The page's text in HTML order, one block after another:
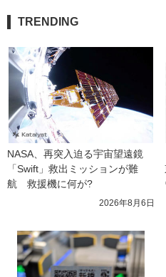
TRENDING
NASA、再突入迫る宇宙望遠鏡
「Swift」救出ミッションが難
航　救援機に何が?
2026年8月6日